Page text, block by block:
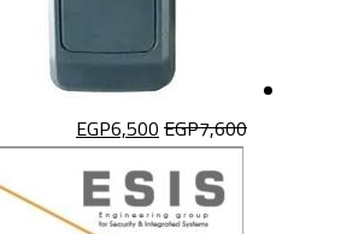
EGP7,600
EGP6,500